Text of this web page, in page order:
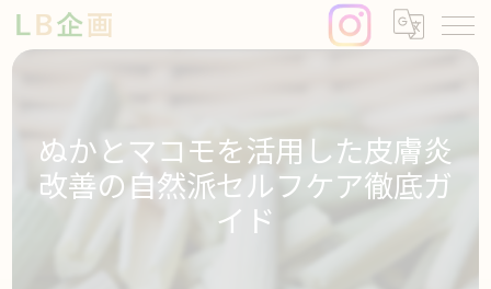
ぬかとマコモを活用した皮膚炎
改善の自然派セルフケア徹底ガ
イド